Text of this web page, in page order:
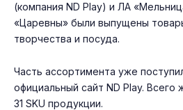
(компания ND Play) и ЛА
«Царевны» были выпущены
творчества и посуда.
Часть ассортимента уже
официальный сайт ND Play. Всего
31 SKU продукции.